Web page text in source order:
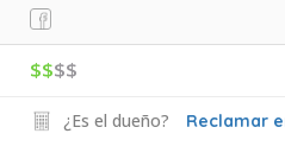
$$$$
¿Es el dueño? Reclamar